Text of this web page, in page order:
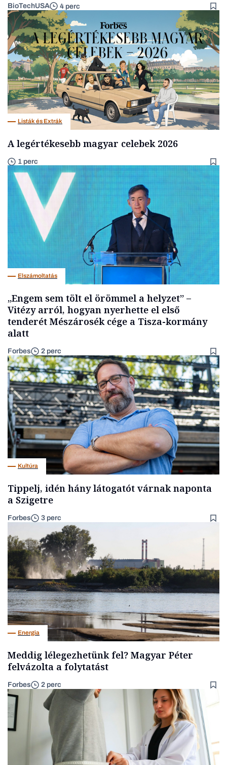
BioTechUSA 4 perc
Listák és Extrák
A legértékesebb magyar celebek 2026
1 perc
Elszámoltatás
„Engem sem tölt el örömmel a helyzet” –
Vitézy arról, hogyan nyerhette el első
tenderét Mészárosék cége a Tisza-kormány
alatt
Forbes 2 perc
Kultúra
Tippelj, idén hány látogatót várnak naponta
a Szigetre
Forbes 3 perc
Energia
Meddig lélegezhetünk fel? Magyar Péter
felvázolta a folytatást
Forbes 2 perc